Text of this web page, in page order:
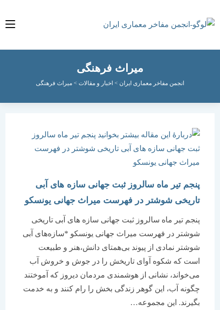
میراث فرهنگی
انجمن مفاخر معماری ایران > اخبار و مقالات>میراث فرهنگی
پنجم تیر ماه سالروز ثبت جهانی سازه های آبی
تاریخی شوشتر در فهرست میراث جهانی یونسکو
پنجم تیر ماه سالروز ثبت جهانی سازه های آبی تاریخی
شوشتر در فهرست میراث جهانی یونسکو *سازه‌های آبی
شوشتر نمادی از پیوند بی‌همتای دانش،هنر و طبیعت
است که شکوه آوای تاریخش را در جوش و خروش آب‌
می‌خواند، نشانی از هوشمندی مردمان دیروز که آموختند
چگونه آب، این گوهر زندگی بخش را رام کنند و به خدمت
بگیرند. این مجموعه…